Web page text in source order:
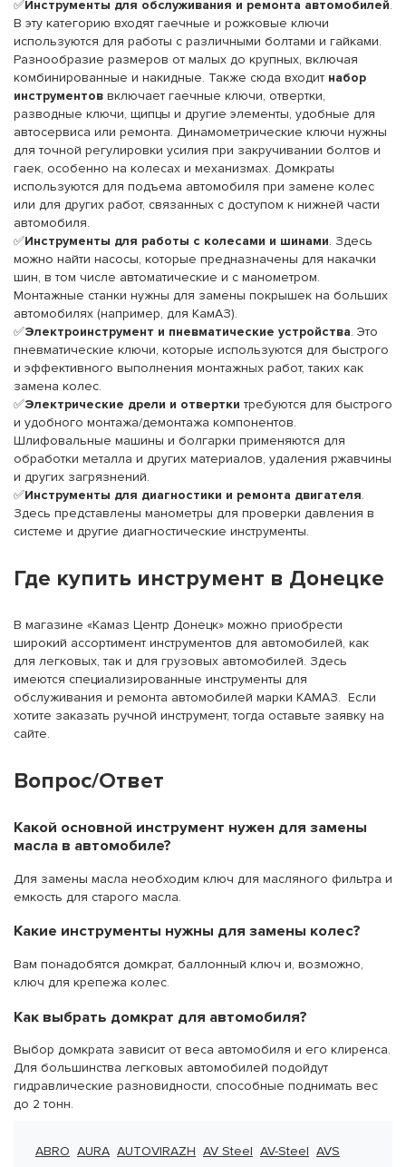
✅Инструменты для обслуживания и ремонта автомобилей.
В эту категорию входят гаечные и рожковые ключи
используются для работы с различными болтами и гайками.
Разнообразие размеров от малых до крупных, включая
комбинированные и накидные. Также сюда входит набор
инструментов включает гаечные ключи, отвертки,
разводные ключи, щипцы и другие элементы, удобные для
автосервиса или ремонта. Динамометрические ключи нужны
для точной регулировки усилия при закручивании болтов и
гаек, особенно на колесах и механизмах. Домкраты
используются для подъема автомобиля при замене колес
или для других работ, связанных с доступом к нижней части
автомобиля.
✅Инструменты для работы с колесами и шинами. Здесь
можно найти насосы, которые предназначены для накачки
шин, в том числе автоматические и с манометром.
Монтажные станки нужны для замены покрышек на больших
автомобилях (например, для КамАЗ).
✅Электроинструмент и пневматические устройства. Это
пневматические ключи, которые используются для быстрого
и эффективного выполнения монтажных работ, таких как
замена колес.
✅Электрические дрели и отвертки требуются для быстрого
и удобного монтажа/демонтажа компонентов.
Шлифовальные машины и болгарки применяются для
обработки металла и других материалов, удаления ржавчины
и других загрязнений.
✅Инструменты для диагностики и ремонта двигателя.
Здесь представлены манометры для проверки давления в
системе и другие диагностические инструменты.
Где купить инструмент в Донецке
В магазине «Камаз Центр Донецк» можно приобрести
широкий ассортимент инструментов для автомобилей, как
для легковых, так и для грузовых автомобилей. Здесь
имеются специализированные инструменты для
обслуживания и ремонта автомобилей марки КАМАЗ. Если
хотите заказать ручной инструмент, тогда оставьте заявку на
сайте.
Вопрос/Ответ
Какой основной инструмент нужен для замены
масла в автомобиле?
Для замены масла необходим ключ для масляного фильтра и
емкость для старого масла.
Какие инструменты нужны для замены колес?
Вам понадобятся домкрат, баллонный ключ и, возможно,
ключ для крепежа колес.
Как выбрать домкрат для автомобиля?
Выбор домкрата зависит от веса автомобиля и его клиренса.
Для большинства легковых автомобилей подойдут
гидравлические разновидности, способные поднимать вес
до 2 тонн.
ABRO AURA AUTOVIRAZH AV Steel AV-Steel AVS